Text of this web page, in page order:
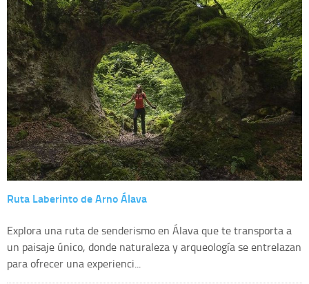
Ruta Laberinto de Arno Álava
Explora una ruta de senderismo en Álava que te transporta a
un paisaje único, donde naturaleza y arqueología se entrelazan
para ofrecer una experienci...